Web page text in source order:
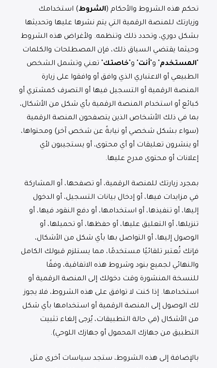
تحكم هذه الشروط والأحكام (الشروط) استخدامك
وزيارتك للمنصة الرقمية التي يتم نشرها عليها وتحديثها
بشكل دوري، وتحدد ذلك وتنظمه. ولأغراض هذه الشروط
وحيثما يقتضي السياق ذلك، فإن المصطلحات والكلمات
المستخدم " و" أنت " و" خاصتك " تعني وتشمل الشخص
الطبيعي أو الاعتباري الذي وافق أو وافقوا على زيارة
المنصة الرقمية أو التسجيل فيها أو التصرف كمشتري أو
كبائع أو استخدام المنصة الرقمية بأي شكل من الأشكال،
بما في ذلك الأشخاص الذين يتصفحون المنصة الرقمية
(سواء بشكل شخصي أو نيابةً عن شخص آخر) ومحتواها،
أو ينشرون تعليقات أو أي محتوى، أو يستجيبون لأي
إعلانات أو محتوى مدرج عليها.
بمجرد زيارتك للمنصة الرقمية، أو تصفحها، أو المشاركة
في مزايدات فيها، أو إدخال بيانات التسجيل، أو الدخول
إليها، أو تنفيذها، أو استخدامها، أو دفع النقود فيها، أو
تنزيلها، أو التعليق عليها، أو حفظها، أو تحميلها، أو
الوصول إليها، أو التواصل بها بأي شكل من الأشكال،
فإنك تُعتبر تلقائيًا مستخدمًا، مما يستلزم قبولك الكامل
والنهائي لجميع بنود وشروط هذه الاتفاقية، وفقًا
للنسخة المنشورة وقت دخولك إلى المنصة الرقمية أو
استخدامها. إذا كنت لا توافق على هذه الشروط، فلا يجوز
لك الوصول إلى المنصة الرقمية أو استخدامها بأي شكل
من الأشكال (في حالة التطبيقات، يُرجى إلغاء تثبيت
التطبيق من جهازك المحمول أو جهازك اللوحي).
بالإضافة إلى هذه الشروط، ستجد سياسات أخرى مثل